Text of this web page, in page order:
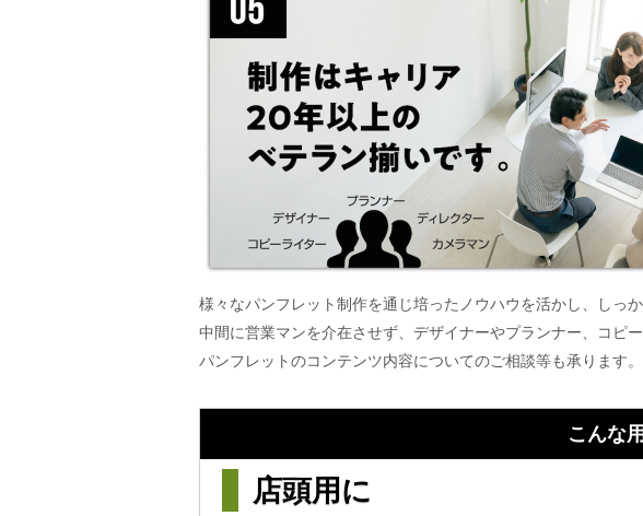
様々なパンフレット制作を通じ培ったノウハウを活かし、しっ
中間に営業マンを介在させず、デザイナーやプランナー、コピ
パンフレットのコンテンツ内容についてのご相談等も承ります。
こんな
店頭用に